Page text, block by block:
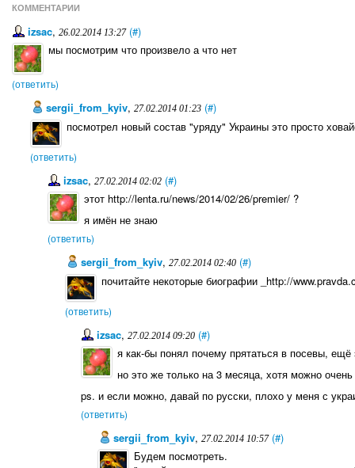
КОММЕНТАРИИ
izsac, 26.02.2014 13:27 (#)
мы посмотрим что произвело а что нет
(ответить)
sergii_from_kyiv, 27.02.2014 01:23 (#)
посмотрел новый состав "уряду" Украины это просто
(ответить)
izsac,27.02.2014 02:02 (#)
этот http://lenta.ru/news/2014/02/26/premier/ ?
я имён не знаю
(ответить)
sergii_from_kyiv, 27.02.2014 02:40 (#)
почитайте некоторые биографии _http://
(ответить)
izsac,27.02.2014 09:20 (#)
я как-бы понял почему прятаться в посевы,
но это же только на 3 месяца, хотя можно очень
ps. и если можно, давай по русски, плохо у меня с
(ответить)
sergii_from_kyiv, 27.02.2014 10:57 (#)
Будем посмотреть.